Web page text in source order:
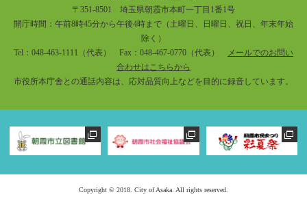
〒351-8501 埼玉県朝霞市本町一丁目1番1号
開庁時間：午前8時45分から午後4時まで（土曜日、日曜日、祝日、年末年始
除く）
Tel：048-463-1111（代表） Fax：048-467-0770（代表）
メールでのお問い
合わせはこちらから
市役所本庁舎との通話内容は、応対品質向上などを目的に録音しています。
Copyright © 2018. City of Asaka. All rights reserved.